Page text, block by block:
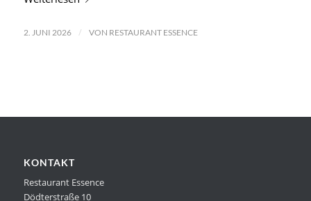
2. JUNI 2026 / VON RESTAURANT ESSENCE
KONTAKT
Restaurant Essence
Dödterstraße 10